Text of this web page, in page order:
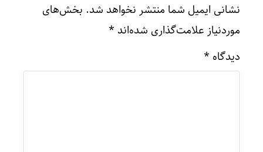
نشانی ایمیل شما منتشر نخواهد شد. بخش‌های
موردنیاز علامت‌گذاری شده‌اند *
دیدگاه *